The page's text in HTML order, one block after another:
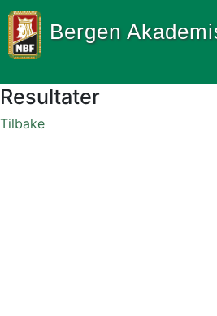
Bergen
Resultater
Tilbake